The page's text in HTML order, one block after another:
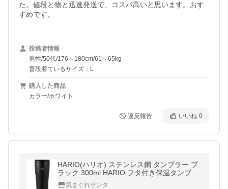
た。値段と物と迅速発送で、コスパ高いと思います。おす
すめです。
投稿者情報
男性/50代/176～180cm/61～65kg
普段着ているサイズ：L
購入した商品
カラー/ホワイト
違反報告 いいね 0
HARIO(ハリオ) ステンレス鋼 タンブラー ブ
ラック 300ml HARIO フタ付き保温タンブラ
ー STF-300-B
気まぐれサンタ